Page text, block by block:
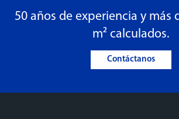
50 años de experiencia y más
m² calculados.
Contáctanos